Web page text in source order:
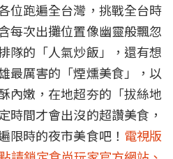
位跑遍全台灣，挑戰全台時
每次出攤位置像幽靈般飄忽
隊的「人氣炒飯」，還有想
最厲害的「煙燻美食」，以
內嫩，在地超夯的「拔絲地
時間才會出沒的超讚美食，
限時的夜市美食吧！ 電視版